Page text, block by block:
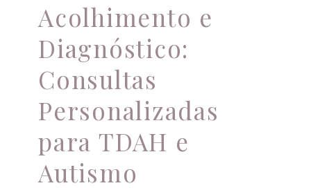
Acolhimento e
Diagnóstico:
Consultas
Personalizadas
para TDAH e
Autismo